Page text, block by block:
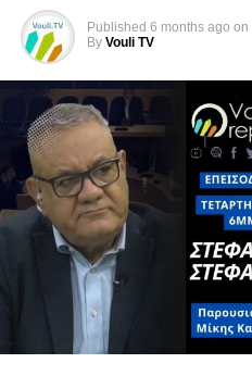
Published 6 months ago on
By Vouli TV